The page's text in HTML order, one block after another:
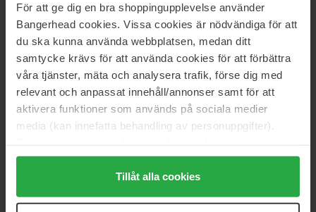
För att ge dig en bra shoppingupplevelse använder
Bangerhead cookies. Vissa cookies är nödvändiga för att
du ska kunna använda webbplatsen, medan ditt
samtycke krävs för att använda cookies för att förbättra
våra tjänster, mäta och analysera trafik, förse dig med
relevant och anpassat innehåll/annonser samt för att
aktivera funktioner som används på sociala medier
media (kan innefatta behandling av personuppgifter).
Genom att trycka på "Tillåt alla cookies" accepterar du
alla cookies, medan du under "Detaljer" kan anpassa
användningen av cookies. Du kan när som helst återkalla
Tillåt alla cookies
NYHEDSBREV
VÆR DEN FØRSTE TIL AT VIDE DET
Vil du have de bedste beauty-nyheder direkte i din indbakke?
Vi giver dig de seneste trends, tips og eksklusive tilbud!
SIKKER BETALING